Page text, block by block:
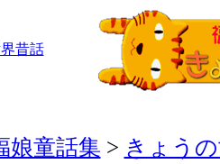
昔話
娘童話集 > きょう